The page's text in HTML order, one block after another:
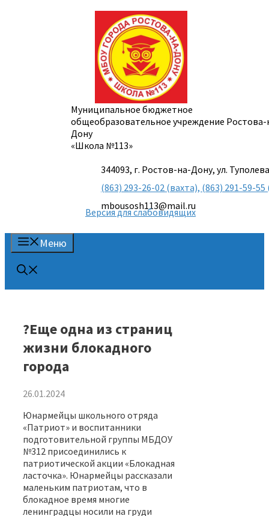
Муниципальное бюджетное
общеобразовательное учреждение
Дону
«Школа №113»
344093, г. Ростов-на-Дону, ул.
(863) 293-26-02 (вахта), (863) 291-59-
mbousosh113@mail.ru
Версия для слабовидящих
Меню
?Еще одна из страниц
жизни блокадного
города
26.01.2024
Юнармейцы школьного отряда
«Патриот» и воспитанники
подготовительной группы МБДОУ
№312 присоединились к
патриотической акции «Блокадная
ласточка». Юнармейцы рассказали
маленьким патриотам, что в
блокадное время многие
ленинградцы носили на груди